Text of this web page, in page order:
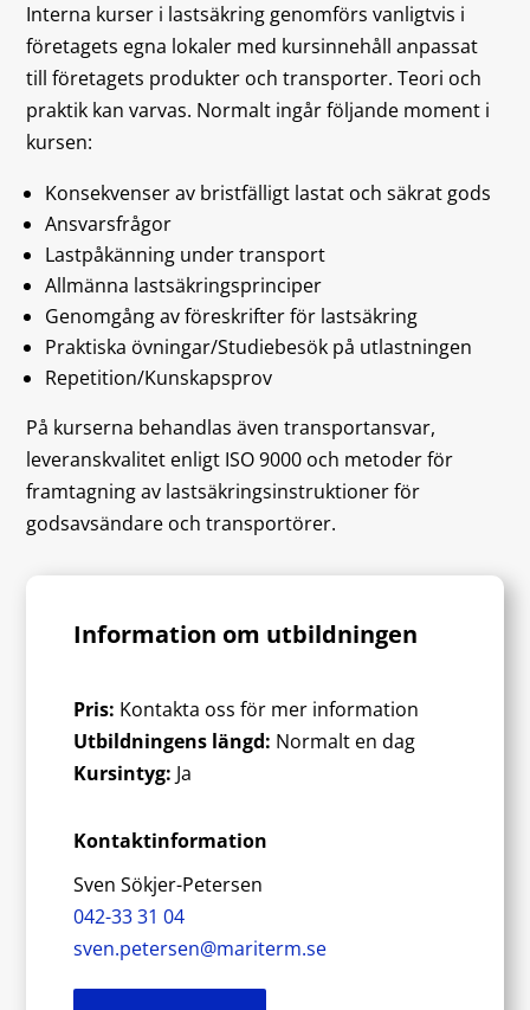
Interna kurser i lastsäkring genomförs vanligtvis i
företagets egna lokaler med kursinnehåll anpassat
till företagets produkter och transporter. Teori och
praktik kan varvas. Normalt ingår följande moment i
kursen:
Konsekvenser av bristfälligt lastat och säkrat gods
Ansvarsfrågor
Lastpåkänning under transport
Allmänna lastsäkringsprinciper
Genomgång av föreskrifter för lastsäkring
Praktiska övningar/Studiebesök på utlastningen
Repetition/Kunskapsprov
På kurserna behandlas även transportansvar,
leveranskvalitet enligt ISO 9000 och metoder för
framtagning av lastsäkringsinstruktioner för
godsavsändare och transportörer.
Information om utbildningen
Pris: Kontakta oss för mer information
Utbildningens längd: Normalt en dag
Kursintyg: Ja
Kontaktinformation
Sven Sökjer-Petersen
042-33 31 04
sven.petersen@mariterm.se